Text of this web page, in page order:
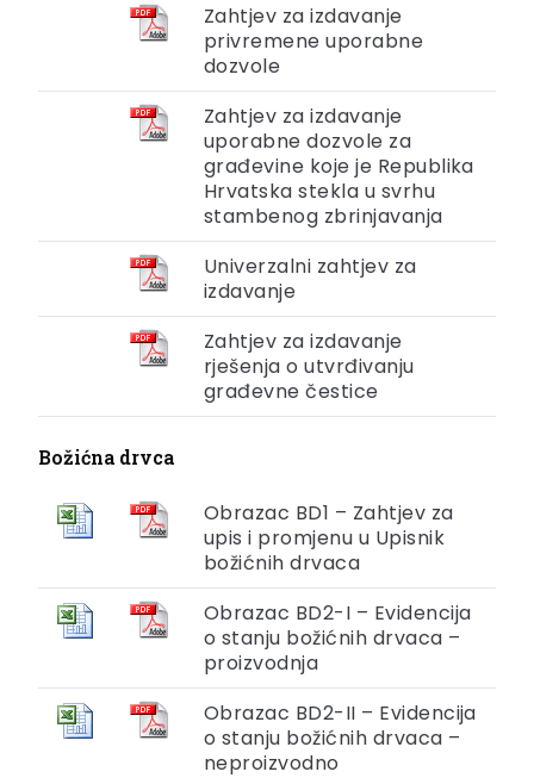
Zahtjev za izdavanje
privremene uporabne
dozvole
Zahtjev za izdavanje
uporabne dozvole za
građevine koje je Republika
Hrvatska stekla u svrhu
stambenog zbrinjavanja
Univerzalni zahtjev za
izdavanje
Zahtjev za izdavanje
rješenja o utvrđivanju
građevne čestice
Božićna drvca
Obrazac BD1 – Zahtjev za
upis i promjenu u Upisnik
božićnih drvaca
Obrazac BD2-I – Evidencija
o stanju božićnih drvaca –
proizvodnja
Obrazac BD2-II – Evidencija
o stanju božićnih drvaca –
neproizvodno